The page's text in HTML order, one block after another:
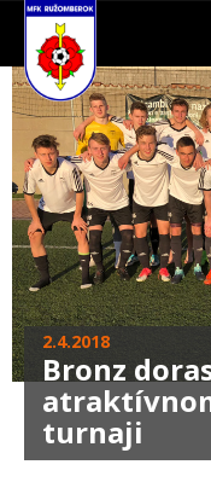
2.4.2018
Bronz
turnaji